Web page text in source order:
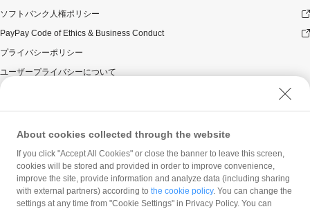
ソフトバンク人権ポリシー
PayPay Code of Ethics & Business Conduct
プライバシーポリシー
ユーザープライバシーについて
ウェブサイト利用規約
反社会的勢力に対する方針
勧誘方針
マネロン等基本方針
カスタマーハラスメントに関する当社の考え方
About cookies collected through the website
If you click "Accept All Cookies" or close the banner to leave this screen,
cookies will be stored and provided in order to improve convenience,
improve the site, provide information and analyze data (including sharing
with external partners) according to the cookie policy. You can change the
settings at any time from "Cookie Settings" in Privacy Policy. You can